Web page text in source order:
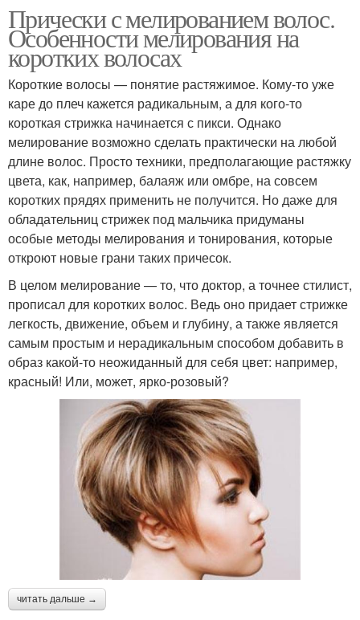
Прически с мелированием волос.
Особенности мелирования на
коротких волосах
Короткие волосы — понятие растяжимое. Кому-то уже
каре до плеч кажется радикальным, а для кого-то
короткая стрижка начинается с пикси. Однако
мелирование возможно сделать практически на любой
длине волос. Просто техники, предполагающие растяжку
цвета, как, например, балаяж или омбре, на совсем
коротких прядях применить не получится. Но даже для
обладательниц стрижек под мальчика придуманы
особые методы мелирования и тонирования, которые
откроют новые грани таких причесок.
В целом мелирование — то, что доктор, а точнее стилист,
прописал для коротких волос. Ведь оно придает стрижке
легкость, движение, объем и глубину, а также является
самым простым и нерадикальным способом добавить в
образ какой-то неожиданный для себя цвет: например,
красный! Или, может, ярко-розовый?
читать дальше →